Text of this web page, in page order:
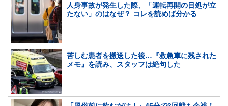
人身事故が発生した際、「運転再開の目処が立
たない」のはなぜ？ コレを読めば分かる
苦しむ患者を搬送した後…『救急車に残された
メモ』を読み、スタッフは絶句した